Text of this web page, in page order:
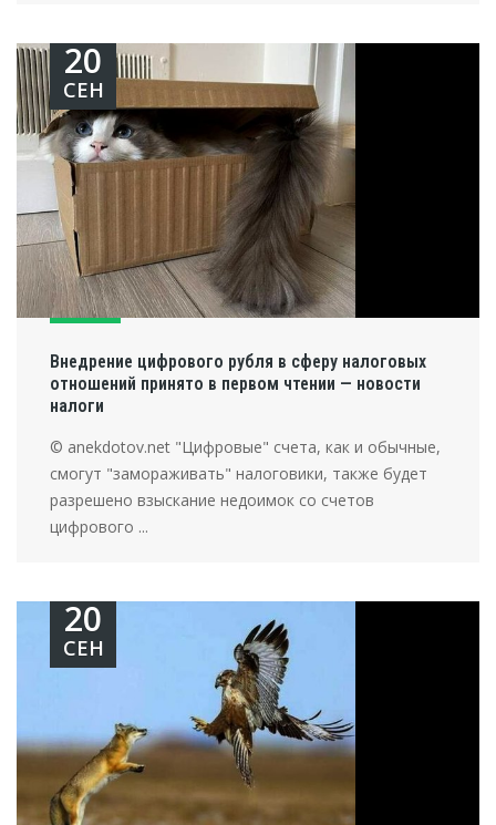
Внедрение цифрового рубля в сферу налоговых
отношений принято в первом чтении — новости
налоги
20
СЕН
© anekdotov.net "Цифровые" счета, как и обычные,
смогут "замораживать" налоговики, также будет
разрешено взыскание недоимок со счетов
цифрового ...
20
СЕН